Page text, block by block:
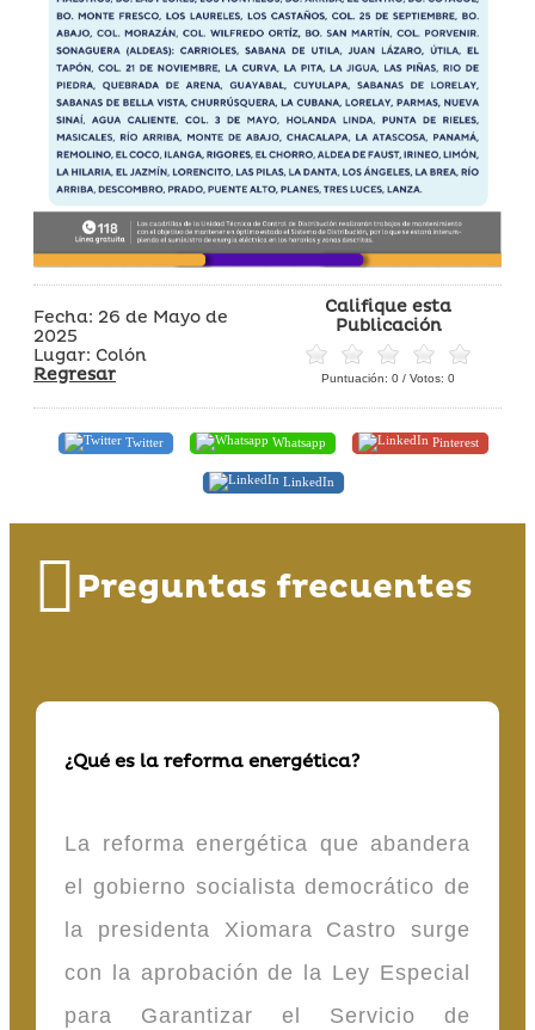
Fecha: 26 de Mayo de
2025
Lugar: Colón
Regresar
Califique esta
Publicación
Puntuación: 0 / Votos: 0
Twitter Whatsapp Pinterest
LinkedIn
Preguntas frecuentes
¿Qué es la reforma energética?
La reforma energética que abandera
el gobierno socialista democrático de
la presidenta Xiomara Castro surge
con la aprobación de la Ley Especial
para Garantizar el Servicio de